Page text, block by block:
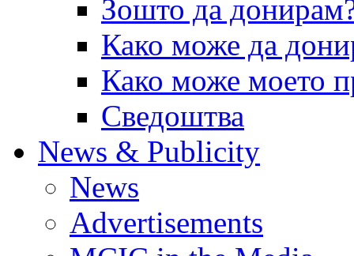
Зошто да
Како може да
Како може моето
Сведоштва
News & Publicity
News
Advertisements